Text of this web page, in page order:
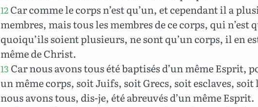
12Car comme le corps n’est qu’un, et cependant il a
membres, mais tous les membres de ce corps, qui n’est
quoiqu’ils soient plusieurs, ne sont qu’un corps, il en
même de Christ.
13 Car nous avons tous été baptisés d’un même Esprit,
un même corps, soit Juifs, soit Grecs, soit esclaves, soit
nous avons tous, dis-je, été abreuvés d’un même Esprit.